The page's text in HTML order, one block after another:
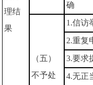
理结
果
确
（五）
不予处
1.信访
2.重复
3.要求
4.无正